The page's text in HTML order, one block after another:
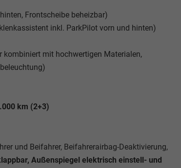
Frontscheibe beheizbar)
inkl. ParkPilot vorn und hinten)
kombiniert mit hochwertigen Materialen,
km (2+3)
und Beifahrer, Beifahrerairbag-Deaktivierung,
Außenspiegel elektrisch einstell- und